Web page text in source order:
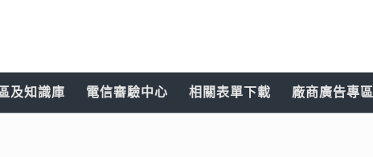
及知識庫 電信審驗中心 相關表單下載 廠商廣告專區